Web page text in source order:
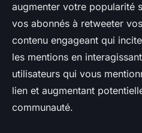
augmenter votre popularité
vos abonnés à retweeter
contenu engageant qui
les mentions en
utilisateurs qui vous
lien et augmentant
communauté.